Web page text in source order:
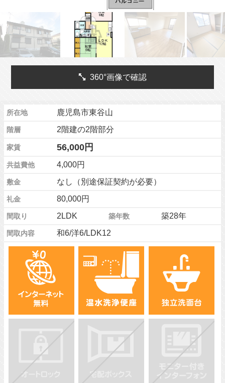
360°画像で確認
所在地 鹿児島市東谷山
階層 2階建の2階部分
家賃 56,000円
共益費他 4,000円
敷金 なし（別途保証契約が必要）
礼金 80,000円
間取り 2LDK 築年数 築28年
間取内容 和6/洋6/LDK12